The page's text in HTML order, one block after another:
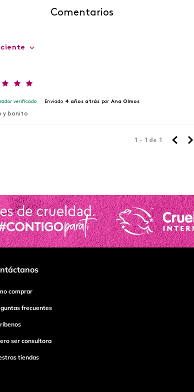
Comentarios
verificado Enviado 4 años atrás por Ana Olmos
y bonito
1 - 1 de 1
comprar
frecuentes
ser consultora
tiendas